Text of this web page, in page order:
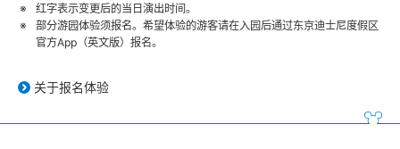
红字表示变更后的当日演出时间。
部分游园体验须报名。希望体验的游客请在入园后通过东京迪士尼度假区
官方App（英文版）报名。
关于报名体验